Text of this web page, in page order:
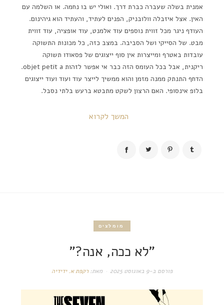
אמנית בשלה שעברה כברת דרך. ואולי יש בו נחמה. או השלמה עם
האין. אצל איזבלה וולובניק, הפנים לעתיד, והעתיד הוא גיהינום.
העודף ניגר מכל זווית נוספים עוד אלמנט, עוד אופציה, עוד זווית
מבט. של הסייקי ושל הסביבה. במצב כזה, כל מכונות התשוקה
עובדות באטרף ומייצרות אין סוף ייצוגים של פסאודו תשוקה
ריקנית, אבל בכל העומס הזה כבר אי אפשר לזהות objet petit a.
הדחף התנתק ממנה מזמן והוא ממשיך לייצר עוד ועוד ועוד ייצוגים
בלופ אינסופי. האם הרצון לשקט מתבטא ברעש בלתי נסבל.
המשך לקרוא
מומלצים
"לא ככה, אנה?"
פורסם ב-9 באוגוסט 2025 מאת:רקפת א. ידידיה